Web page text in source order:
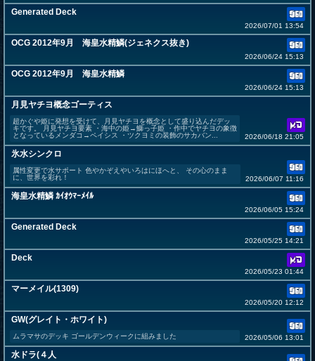
Generated Deck
2026/07/01 13:54
OCG 2012年9月 海皇水精鱗(ジェネクス抜き)
2026/06/24 15:13
OCG 2012年9月 海皇水精鱗
2026/06/24 15:13
月見ヤチヨ概念ゴーティス
超かぐや姫に発想を受けて、月見ヤチヨを概念として盛り込んだデッ
キです。 月見ヤチヨ要素 ・海中の姫→鰤っ子姫 ・作中でヤチヨの象徴
となっているメンダコ→ペイシス ・ツクヨミの装飾のサカバン...
2026/06/18 21:05
氷水シンクロ
属性変更で水サポート 色やかぞえやいろはにほへと、 その心のまま
に、世界を彩れ！
2026/06/07 11:16
海皇水精鱗 ｶｲｵｳﾏｰﾒｲﾙ
2026/06/05 15:24
Generated Deck
2026/05/25 14:21
Deck
2026/05/23 01:44
マーメイル(1309)
2026/05/20 12:12
GW(グレイト・ホワイト)
ムラマサのデッキ ゴールデンウィークに組みました 2026/05/06 13:01
水ドラ(４人